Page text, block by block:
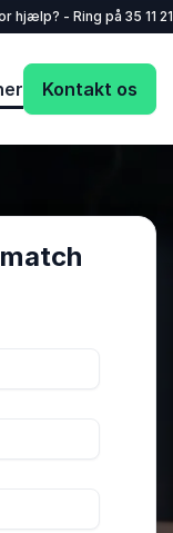
hjælp? - Ring på 35 11
Kontakt os